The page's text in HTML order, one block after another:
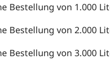
Bestellung von 1.000
Bestellung von 2.000
Bestellung von 3.000